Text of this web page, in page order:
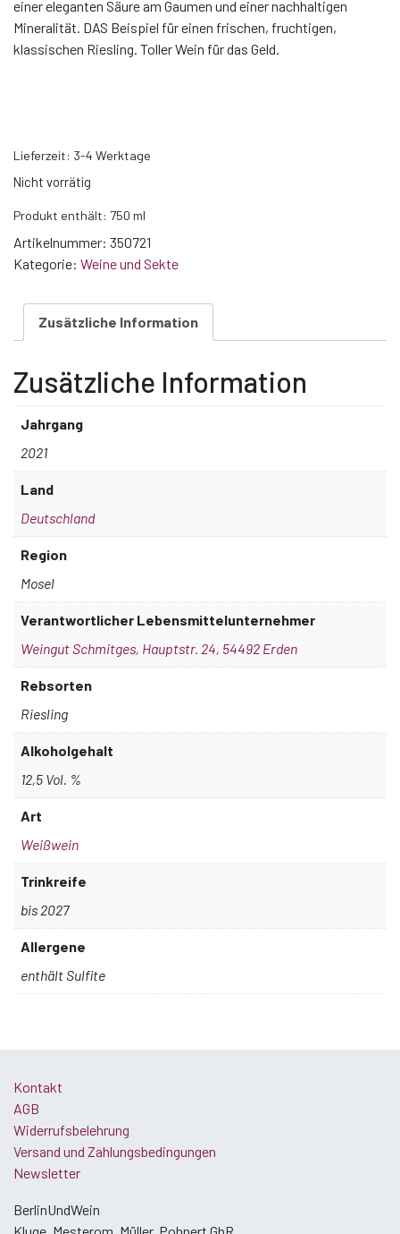
einer eleganten Säure am Gaumen und einer nachhaltigen
Mineralität. DAS Beispiel für einen frischen, fruchtigen,
klassischen Riesling. Toller Wein für das Geld.
Lieferzeit: 3-4 Werktage
Nicht vorrätig
Produkt enthält: 750 ml
Artikelnummer: 350721
Kategorie: Weine und Sekte
Zusätzliche Information
Zusätzliche Information
Jahrgang
2021
Land
Deutschland
Region
Mosel
Verantwortlicher Lebensmittelunternehmer
Weingut Schmitges, Hauptstr. 24, 54492 Erden
Rebsorten
Riesling
Alkoholgehalt
12,5 Vol. %
Art
Weißwein
Trinkreife
bis 2027
Allergene
enthält Sulfite
Kontakt
AGB
Widerrufsbelehrung
Versand und Zahlungsbedingungen
Newsletter
BerlinUndWein